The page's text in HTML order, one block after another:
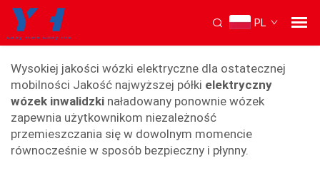
PL
wózek inwalidzki elektryczny
Wysokiej jakości wózki elektryczne dla ostatecznej
mobilności Jakość najwyższej półki elektryczny
wózek inwalidzki naładowany ponownie wózek
zapewnia użytkownikom niezależność
przemieszczania się w dowolnym momencie
równocześnie w sposób bezpieczny i płynny.